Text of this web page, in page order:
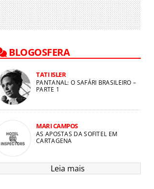
BLOGOSFERA
TATI ISLER
PANTANAL: O SAFÁRI BRASILEIRO –
PARTE 1
MARI CAMPOS
AS APOSTAS DA SOFITEL EM
CARTAGENA
Leia mais